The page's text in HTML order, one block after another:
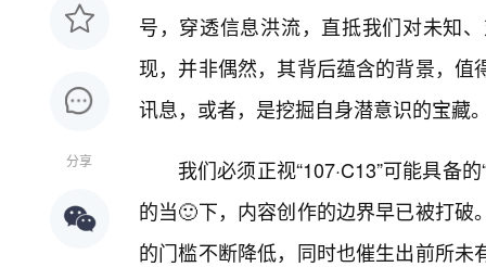
分享
号，穿透信息洪流，直抵我们对未知
现，并非偶然，其背后蕴含的背景，
讯息，或者，是挖掘自身潜意识的宝藏
我们必须正视“107·C13”可能具备
的当🙂下，内容创作的边界早已被打
的门槛不断降低，同时也催生出前所